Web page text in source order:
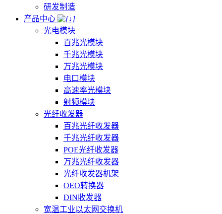
研发制造
产品中心
光电模块
百兆光模块
千兆光模块
万兆光模块
电口模块
高速率光模块
射频模块
光纤收发器
百兆光纤收发器
千兆光纤收发器
POE光纤收发器
万兆光纤收发器
光纤收发器机架
OEO转换器
DIN收发器
宽温工业以太网交换机